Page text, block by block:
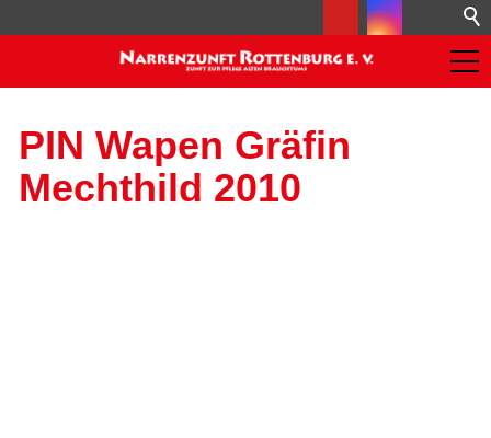
PIN Wapen Gräfin
Mechthild 2010